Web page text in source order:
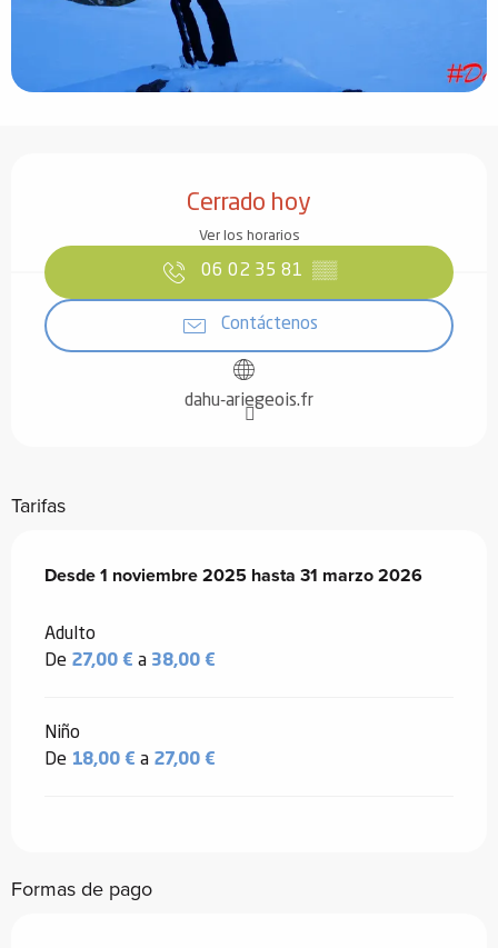
Cerrado hoy
Ver los horarios
06 02 35 81 ▒▒
Contáctenos
dahu-ariegeois.fr
Tarifas
Desde1 noviembre 2025 hasta 31 marzo 2026
Desde1 noviembre 2025 hasta 31 marzo 2026
Adulto
De 27,00 € a 38,00 €
Niño
De 18,00 € a 27,00 €
Formas de pago